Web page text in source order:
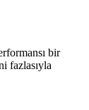
bir
fazlasıyla